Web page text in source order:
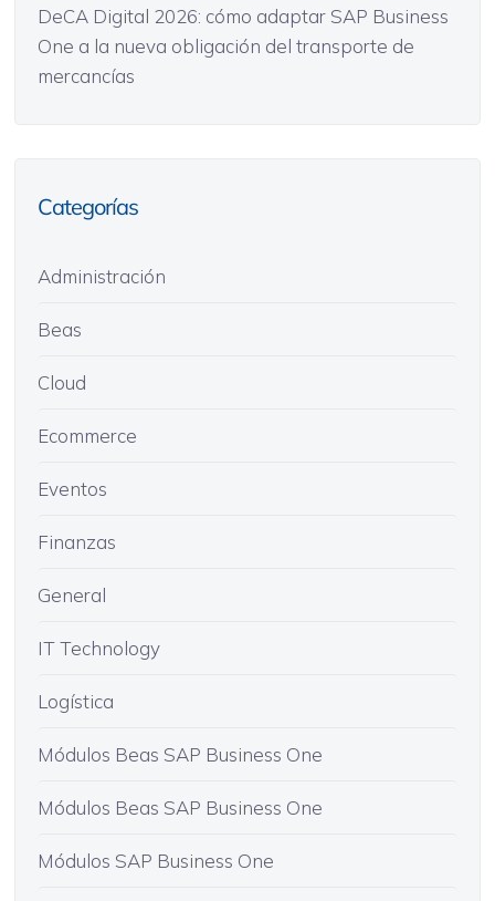
DeCA Digital 2026: cómo adaptar SAP Business
One a la nueva obligación del transporte de
mercancías
Categorías
Administración
Beas
Cloud
Ecommerce
Eventos
Finanzas
General
IT Technology
Logística
Módulos Beas SAP Business One
Módulos Beas SAP Business One
Módulos SAP Business One